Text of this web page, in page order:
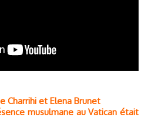
Charrihi et Elena Brunet
musulmane au Vatican était